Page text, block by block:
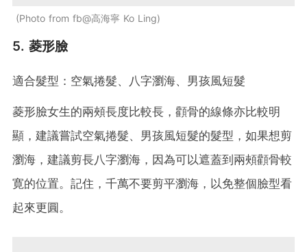
Photo from fb@高海寧 Ko Ling
5. 菱形臉
適合髮型：空氣捲髮、八字瀏海、男孩風短髮
菱形臉女生的兩頰長度比較長，顴骨的線條亦比較明
顯，建議嘗試空氣捲髮、男孩風短髮的髮型，如果想剪
瀏海，建議剪長八字瀏海，因為可以遮蓋到兩頰顴骨較
寛的位置。記住，千萬不要剪平瀏海，以免整個臉型看
起來更圓。